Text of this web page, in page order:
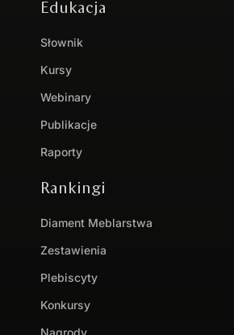
Edukacja
Słownik
Kursy
Webinary
Publikacje
Raporty
Rankingi
Diament Meblarstwa
Zestawienia
Plebiscyty
Konkursy